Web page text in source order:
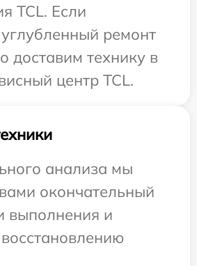
TCL. Если
ремонт
доставим технику в
центр TCL.
анализа мы
окончательный
выполнения и